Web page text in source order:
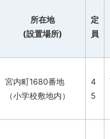
所在地
(設置場所)
定
員
宮内町1680番地
（小学校敷地内）
4
5